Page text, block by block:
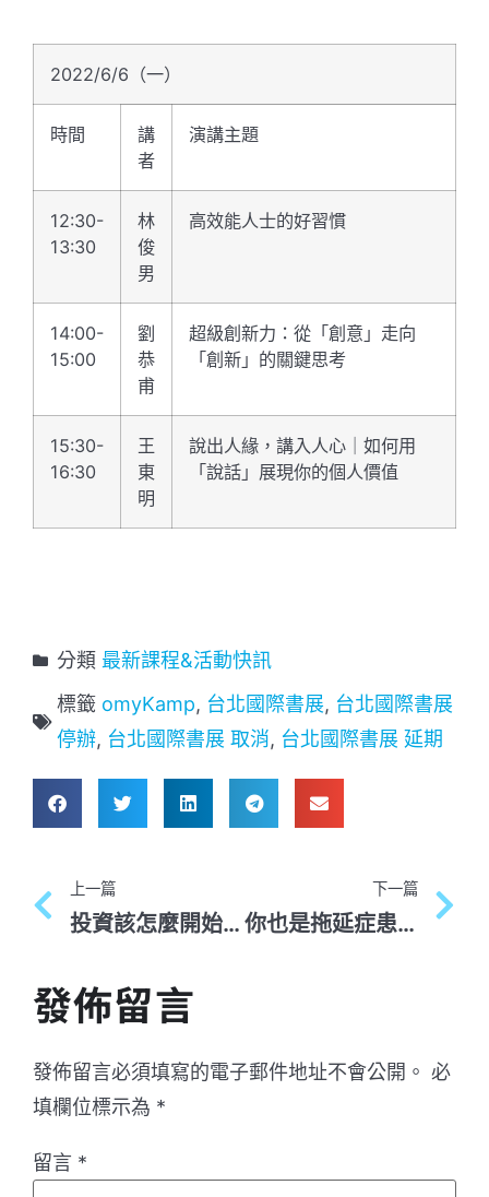
2022/6/6（一）
時間
講
者
演講主題
12:30-
13:30
林
俊
男
高效能人士的好習慣
14:00-
15:00
劉
恭
甫
超級創新力：從「創意」走向
「創新」的關鍵思考
15:30-
16:30
王
東
明
說出人緣，講入人心｜如何用
「說話」展現你的個人價值
分類 最新課程&活動快訊
標籤 omyKamp, 台北國際書展, 台北國際書展
停辦, 台北國際書展 取消, 台北國際書展 延期
上一篇
投資該怎麼開始？什麼是ETF？連巴菲特都推薦的投資方式
下一篇
你也是拖延症患者嗎？快來加入番茄鐘工作法吧！
發佈留言
發佈留言必須填寫的電子郵件地址不會公開。 必
填欄位標示為 *
留言 *